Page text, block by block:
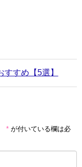
すめ【5選】
* が付いている欄は必